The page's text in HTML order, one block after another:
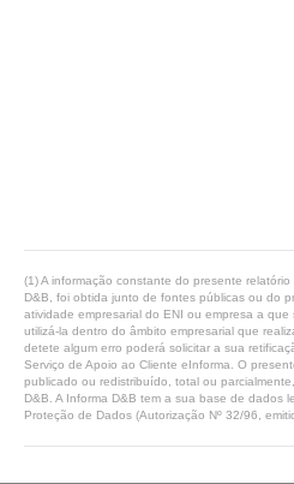
(1) A informação constante do presente
D&B, foi obtida junto de fontes públicas ou do
atividade empresarial do ENI ou empresa a
utilizá-la dentro do âmbito empresarial que
detete algum erro poderá solicitar a sua
Serviço de Apoio ao Cliente eInforma. O
publicado ou redistribuído, total ou
D&B. A Informa D&B tem a sua base de dados
Proteção de Dados (Autorização Nº 32/96,